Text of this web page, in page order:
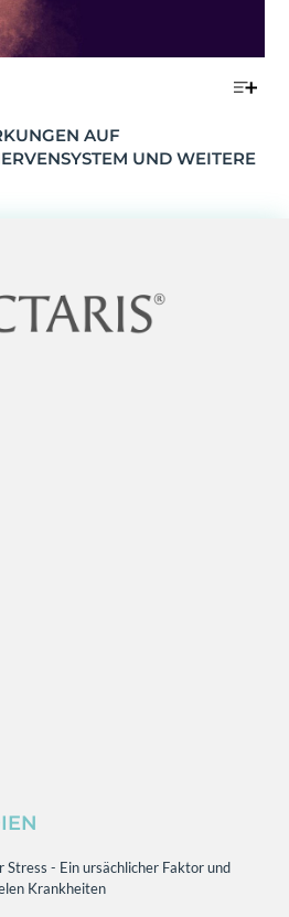
AUF
UND WEITERE
- Ein ursächlicher Faktor und
Krankheiten